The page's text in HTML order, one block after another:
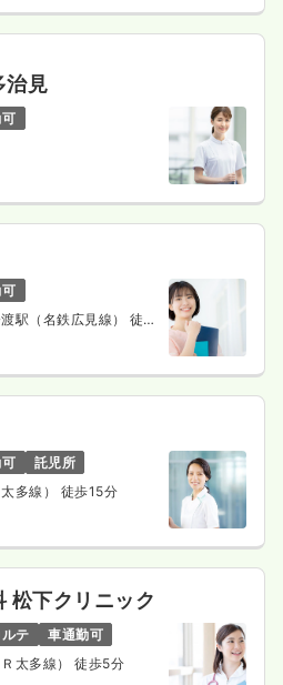
治見
駅（名鉄広見線） 徒歩
託児所
多線） 徒歩15分
松下クリニック
テ
車通勤可
太多線） 徒歩5分